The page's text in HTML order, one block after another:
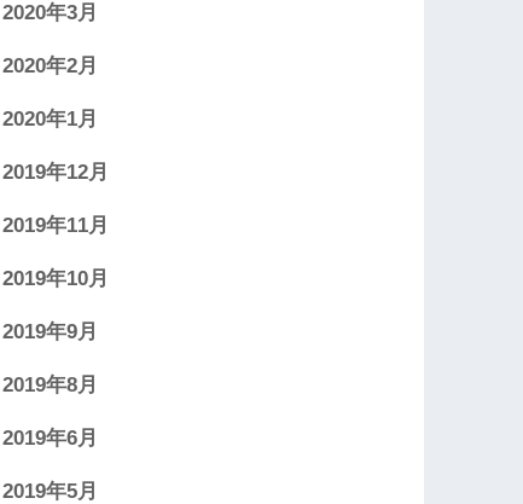
2020年3月
2020年2月
2020年1月
2019年12月
2019年11月
2019年10月
2019年9月
2019年8月
2019年6月
2019年5月